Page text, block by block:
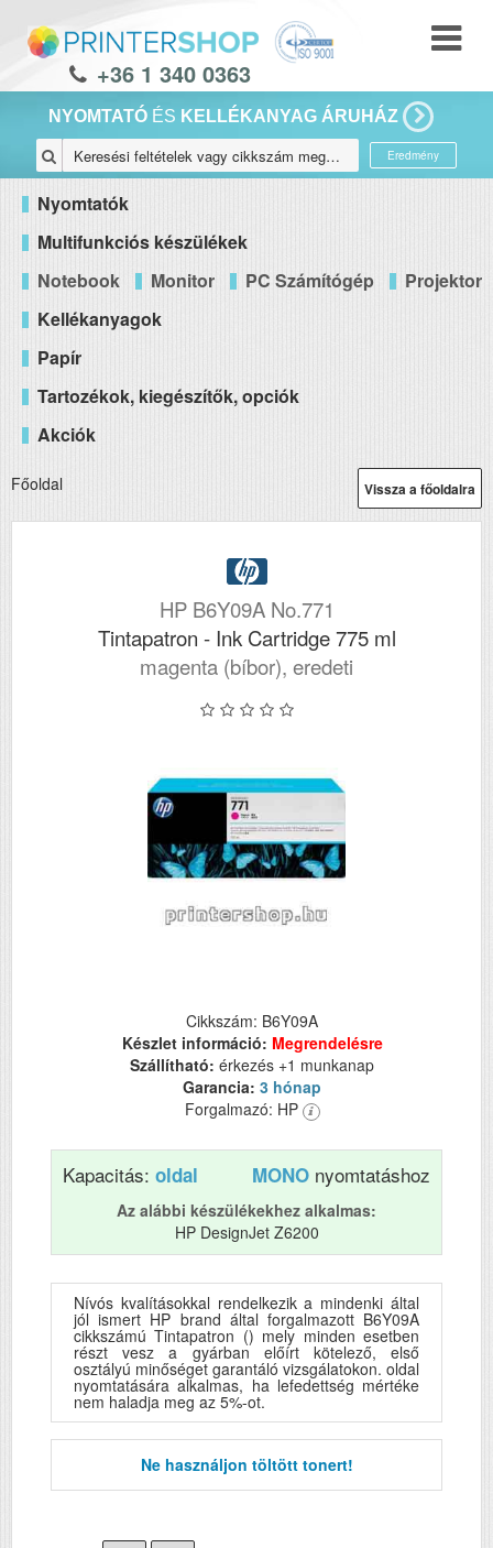
+36 1 340 0363
NYOMTATÓ ÉS KELLÉKANYAG ÁRUHÁZ
Eredmény
Nyomtatók
Multifunkciós készülékek
Notebook
Monitor PC Számítógép
Projektor
Kellékanyagok
Papír
Tartozékok, kiegészítők, opciók
Akciók
Vissza a főoldalra
Főoldal
HP B6Y09A No.771
Tintapatron - Ink Cartridge 775 ml
magenta (bíbor), eredeti
Cikkszám: B6Y09A
Készlet információ: Megrendelésre
Szállítható: érkezés +1 munkanap
Garancia: 3 hónap
Forgalmazó: HP
Kapacitás: oldal MONO nyomtatáshoz
Az alábbi készülékekhez alkalmas:
HP DesignJet Z6200
Nívós kvalításokkal rendelkezik a mindenki által
jól ismert HP brand által forgalmazott B6Y09A
cikkszámú Tintapatron () mely minden esetben
részt vesz a gyárban előírt kötelező, első
osztályú minőséget garantáló vizsgálatokon. oldal
nyomtatására alkalmas, ha lefedettség mértéke
nem haladja meg az 5%-ot.
Ne használjon töltött tonert!